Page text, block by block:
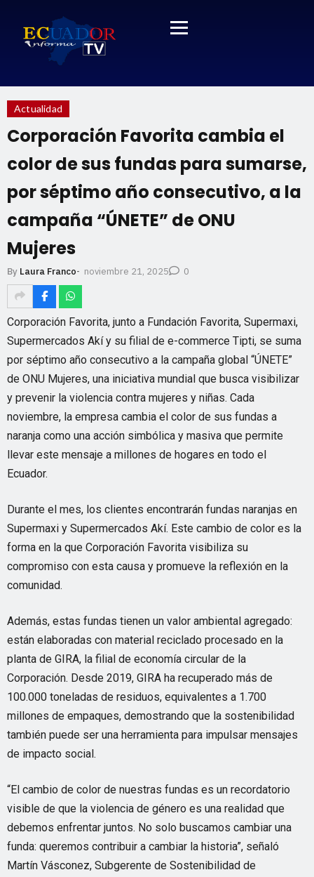
Actualidad
Corporación Favorita cambia el
color de sus fundas para sumarse,
por séptimo año consecutivo, a la
campaña “ÚNETE” de ONU
Mujeres
By Laura Franco- noviembre 21, 2025 0
Corporación Favorita, junto a Fundación Favorita, Supermaxi,
Supermercados Akí y su filial de e-commerce Tipti, se suma
por séptimo año consecutivo a la campaña global “ÚNETE”
de ONU Mujeres, una iniciativa mundial que busca visibilizar
y prevenir la violencia contra mujeres y niñas. Cada
noviembre, la empresa cambia el color de sus fundas a
naranja como una acción simbólica y masiva que permite
llevar este mensaje a millones de hogares en todo el
Ecuador.
Durante el mes, los clientes encontrarán fundas naranjas en
Supermaxi y Supermercados Akí. Este cambio de color es la
forma en la que Corporación Favorita visibiliza su
compromiso con esta causa y promueve la reflexión en la
comunidad.
Además, estas fundas tienen un valor ambiental agregado:
están elaboradas con material reciclado procesado en la
planta de GIRA, la filial de economía circular de la
Corporación. Desde 2019, GIRA ha recuperado más de
100.000 toneladas de residuos, equivalentes a 1.700
millones de empaques, demostrando que la sostenibilidad
también puede ser una herramienta para impulsar mensajes
de impacto social.
“El cambio de color de nuestras fundas es un recordatorio
visible de que la violencia de género es una realidad que
debemos enfrentar juntos. No solo buscamos cambiar una
funda: queremos contribuir a cambiar la historia”, señaló
Martín Vásconez, Subgerente de Sostenibilidad de